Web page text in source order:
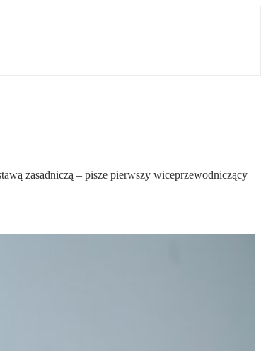
zasadniczą – pisze pierwszy wiceprzewodniczący